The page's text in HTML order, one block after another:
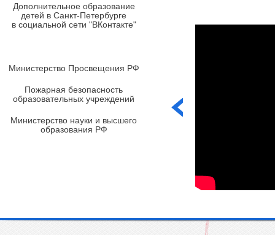
Дополнительное образование
детей в Санкт-Петербурге
в социальной сети "ВКонтакте"
Министерство Просвещения РФ
Пожарная безопасность
образовательных учреждений
Министерство науки и высшего
образования РФ